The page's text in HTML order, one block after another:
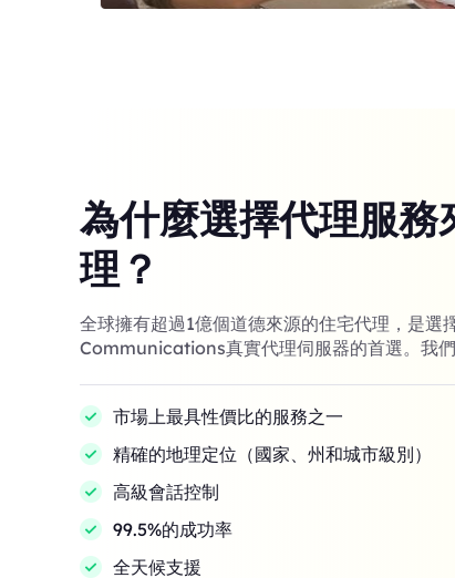
為什麼選擇代理服務
理？
全球擁有超過1億個道德來源的住宅代理，是
Communications真實代理伺服器的首選。我們
市場上最具性價比的服務之一
精確的地理定位（國家、州和城市級別）
高級會話控制
99.5%的成功率
全天候支援